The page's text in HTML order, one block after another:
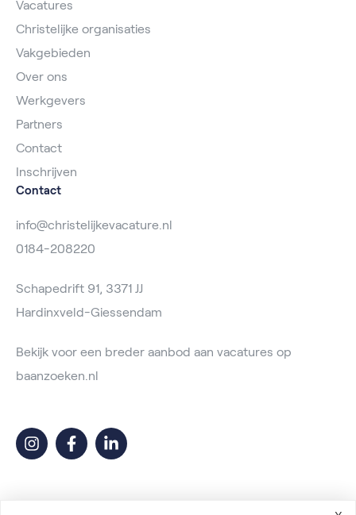
Vacatures
Christelijke organisaties
Vakgebieden
Over ons
Werkgevers
Partners
Contact
Inschrijven
Contact
info@christelijkevacature.nl
0184-208220
Schapedrift 91, 3371 JJ
Hardinxveld-Giessendam
Bekijk voor een breder aanbod aan vacatures op
baanzoeken.nl